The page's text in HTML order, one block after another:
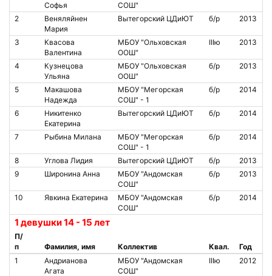
Софья
СОШ"
2
Веняляйнен
Мария
Вытегорский ЦДиЮТ б/р 2013
3
Квасова
Валентина
МБОУ "Ольховская
ООШ"
IIIю 2013
4
Кузнецова
Ульяна
МБОУ "Ольховская
ООШ"
б/р 2013
5
Макашова
Надежда
МБОУ "Мегорская
СОШ" - 1
б/р 2014
6
Никитенко
Екатерина
Вытегорский ЦДиЮТ б/р 2014
7 Рыбина Милана
МБОУ "Мегорская
СОШ" - 1
б/р 2014
8 Углова Лидия Вытегорский ЦДиЮТ б/р
2013
9
Широнина Анна
МБОУ "Андомская
СОШ"
б/р 2013
10 Явкина Екатерина
МБОУ "Андомская
СОШ"
б/р 2014
1 девушки 14 - 15 лет
П/
п
Фамилия, имя Коллектив Квал.
Год
1
Андрианова
Агата
МБОУ "Андомская
СОШ"
IIIю 2012